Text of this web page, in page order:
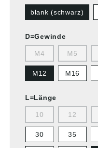
blank (schwarz)
D=Gewinde
M4 M5
M12 M16
L=Länge
10 12
30 35